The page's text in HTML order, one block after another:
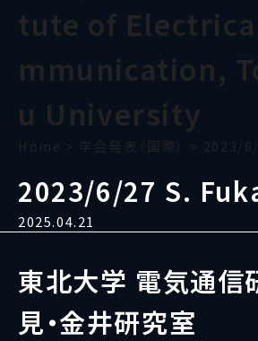
tute of
mmunication,
u University
Home > 学会発表（国際） > 2023/
2023/6/27 S.
2025.04.21
東北大学 電気通信
見・金井研究室